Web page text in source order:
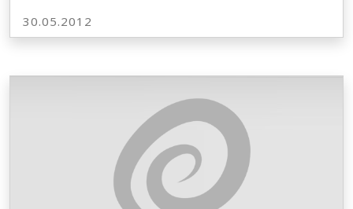
30.05.2012